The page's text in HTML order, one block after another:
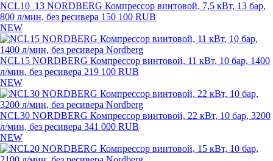
NCL10_13 NORDBERG Компрессор винтовой, 7,5 кВт, 13 бар,
800 л/мин, без ресивера 150 100 RUB
NEW
NCL15 NORDBERG Компрессор винтовой, 11 кВт, 10 бар, 1400
л/мин, без ресивера 219 100 RUB
NEW
NCL30 NORDBERG Компрессор винтовой, 22 кВт, 10 бар, 3200
л/мин, без ресивера 341 000 RUB
NEW